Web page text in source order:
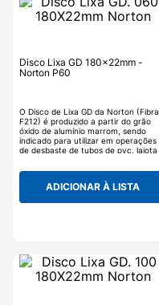
Disco Lixa GD 180x22mm -
Norton P60
O Disco de Lixa GD da Norton (Fibra
F212) é produzido a partir do grão
óxido de alumínio marrom, sendo
indicado para utilizar em operações
de desbaste de tubos de pvc, lajota
a remoção de tinta antiga e/ou
ADICIONAR À LISTA